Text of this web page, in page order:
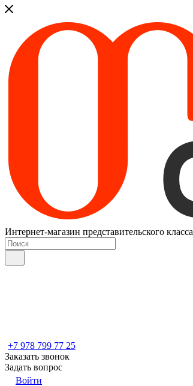
Интернет-магазин представительского класса
+7 978 799 77 25
Заказать звонок
Задать вопрос
Войти